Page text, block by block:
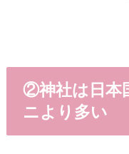
②神社は日本
ニより多い